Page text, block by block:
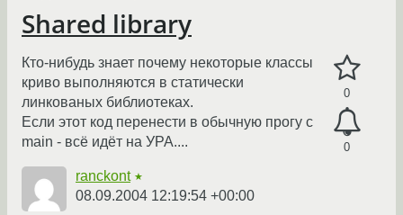
Shared library
0
0
Кто-нибудь знает почему некоторые классы
криво выполняются в статически
линкованых библиотеках.
Если этот код перенести в обычную прогу с
main - всё идёт на УРА....
ranckont ★
08.09.2004 12:19:54 +00:00